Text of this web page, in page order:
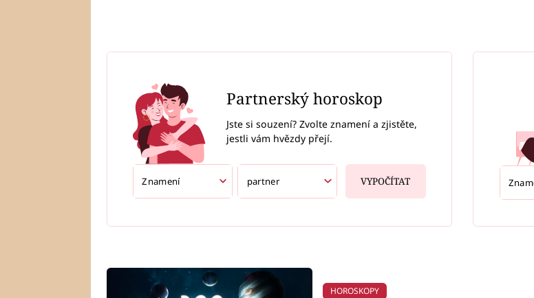
Partnerský horoskop
Jste si souzení? Zvolte znamení a zjistěte,
jestli vám hvězdy přejí.
VYPOČÍTAT
HOROSKOPY